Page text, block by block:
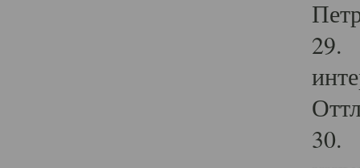
29.
30.